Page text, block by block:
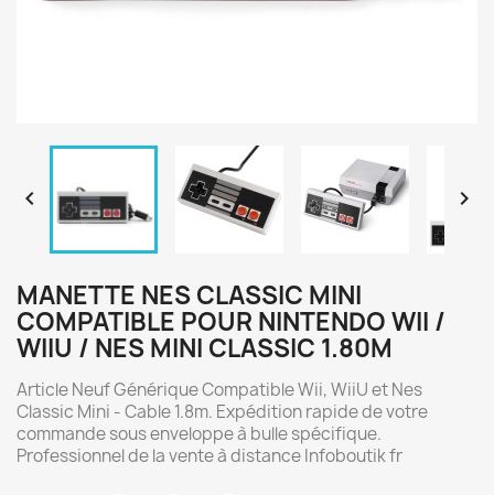
 
MANETTE NES CLASSIC MINI
COMPATIBLE POUR NINTENDO WII /
WIIU / NES MINI CLASSIC 1.80M
Article Neuf Générique Compatible Wii, WiiU et Nes
Classic Mini - Cable 1.8m. Expédition rapide de votre
commande sous enveloppe à bulle spécifique.
Professionnel de la vente à distance Infoboutik fr